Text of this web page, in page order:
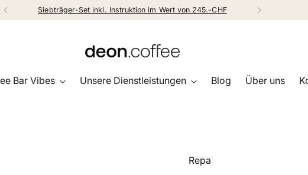
Siebträger-Set inkl. Instruktion im Wert von 245.-CHF
Bar Vibes Unsere Dienstleistungen Blog Über uns
Repa